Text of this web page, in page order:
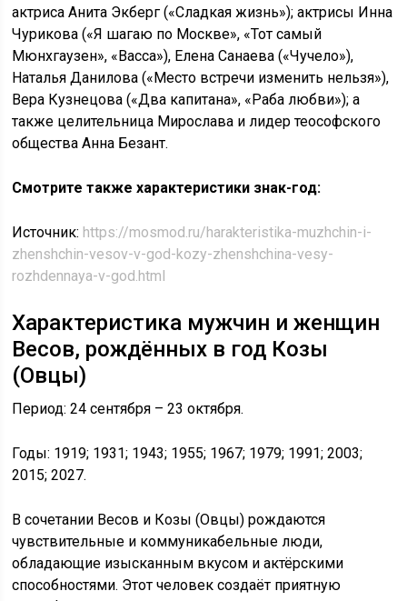
актриса Анита Экберг («Сладкая жизнь»); актрисы Инна
Чурикова («Я шагаю по Москве», «Тот самый
Мюнхгаузен», «Васса»), Елена Санаева («Чучело»),
Наталья Данилова («Место встречи изменить нельзя»),
Вера Кузнецова («Два капитана», «Раба любви»); а
также целительница Мирослава и лидер теософского
общества Анна Безант.
Смотрите также характеристики знак-год:
Источник: https://mosmod.ru/harakteristika-muzhchin-i-
zhenshchin-vesov-v-god-kozy-zhenshchina-vesy-
rozhdennaya-v-god.html
Характеристика мужчин и женщин
Весов, рождённых в год Козы
(Овцы)
Период: 24 сентября – 23 октября.
Годы: 1919; 1931; 1943; 1955; 1967; 1979; 1991; 2003;
2015; 2027.
В сочетании Весов и Козы (Овцы) рождаются
чувствительные и коммуникабельные люди,
обладающие изысканным вкусом и актёрскими
способностями. Этот человек создаёт приятную